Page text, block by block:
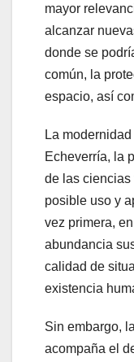
mayor
alcanzar
donde se
común, la
espacio, así
La
Echeverría, la
de las
posible uso y
vez primera,
abundancia
calidad de
existencia
Sin embargo,
acompaña el